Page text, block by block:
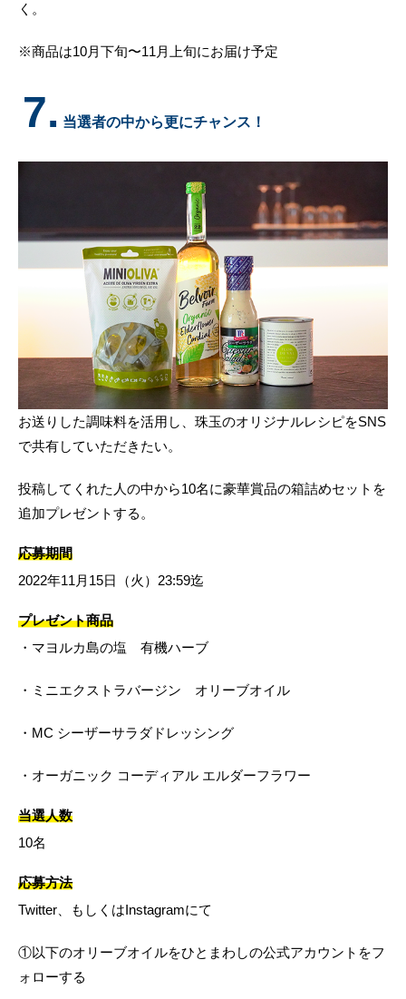
く。
※商品は10月下旬〜11月上旬にお届け予定
7. 当選者の中から更にチャンス！
お送りした調味料を活用し、珠玉のオリジナルレシピをSNS
で共有していただきたい。
投稿してくれた人の中から10名に豪華賞品の箱詰めセットを
追加プレゼントする。
応募期間
2022年11月15日（火）23:59迄
プレゼント商品
・マヨルカ島の塩 有機ハーブ
・ミニエクストラバージン オリーブオイル
・MC シーザーサラダドレッシング
・オーガニック コーディアル エルダーフラワー
当選人数
10名
応募方法
Twitter、もしくはInstagramにて
①以下のオリーブオイルをひとまわしの公式アカウントをフ
ォローする